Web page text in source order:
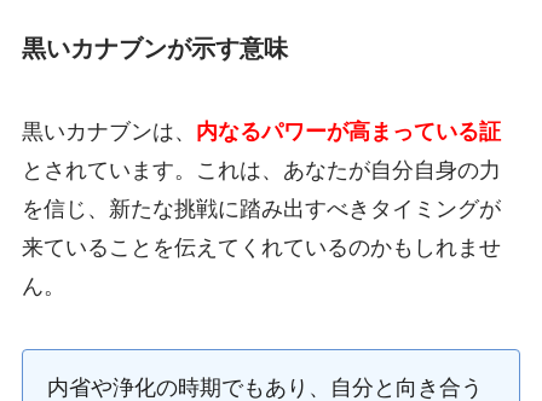
黒いカナブンが示す意味
黒いカナブンは、 内なるパワーが高まっている証
とされています。これは、あなたが自分自身の力
を信じ、新たな挑戦に踏み出すべきタイミングが
来ていることを伝えてくれているのかもしれませ
ん。
内省や浄化の時期でもあり、自分と向き合う